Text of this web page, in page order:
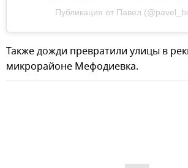
Публикация от Павел
Также дожди превратили улицы в
микрорайоне Мефодиевка.